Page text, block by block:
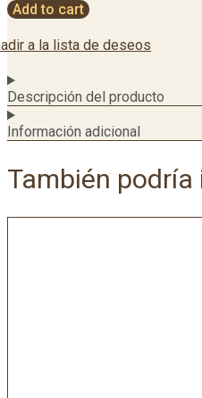
Add to cart
a la lista de deseos
Descripción del producto
Información adicional
También